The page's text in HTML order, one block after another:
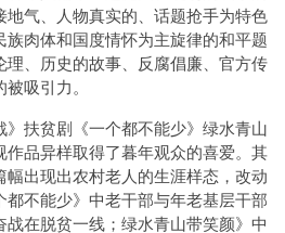
气、人物真实的、话题抢手为特色
肉体和国度情怀为主旋律的和平题
、历史的故事、反腐倡廉、官方传
吸引力。
扶贫剧《一个都不能少》绿水青山
品异样取得了暮年观众的喜爱。其
出现出农村老人的生涯样态，改动
不能少》中老干部与年老基层干部
战在脱贫一线；绿水青山带笑颜》中